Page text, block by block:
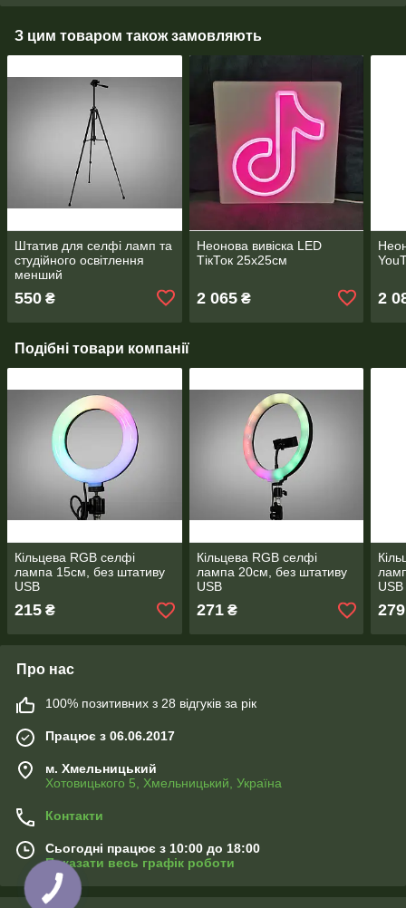
З цим товаром також замовляють
Штатив для селфі ламп та
студійного освітлення
менший
550 ₴
Неонова вивіска LED
ТікТок 25х25см
2 065₴ 2
Подібні товари компанії
Кільцева RGB селфі
лампа 15см, без штативу
USB
215 ₴
Кільцева RGB селфі
лампа 20см, без штативу
USB
271₴
USB
279
Про нас
100% позитивних з 28 відгуків за рік
Працює з 06.06.2017
м. Хмельницький
Хотовицького 5, Хмельницький, Україна
Контакти
Сьогодні працює з 10:00 до 18:00
Показати весь графік роботи